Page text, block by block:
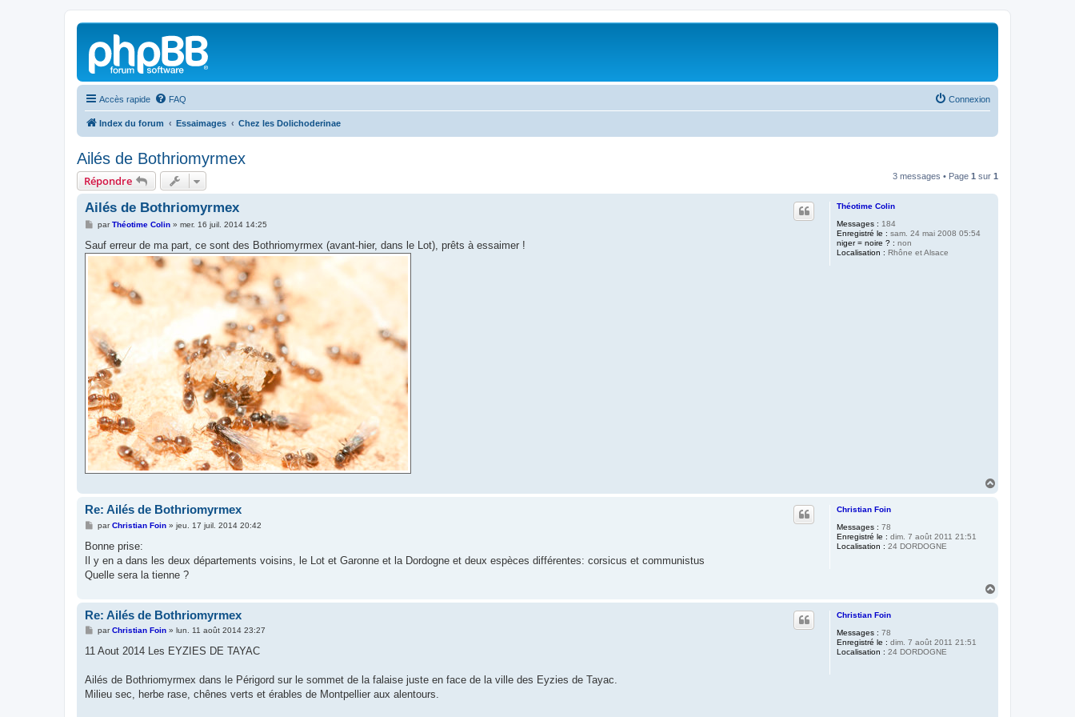
Accès rapide FAQ Connexion
Index du forum Essaimages Chez les Dolichoderinae
Ailés de Bothriomyrmex
Répondre 3 messages • Page 1 sur 1
Théotime Colin
Messages : 184
Enregistré le : sam. 24 mai 2008 05:54
niger = noire ? : non
Localisation : Rhône et Alsace
Ailés de Bothriomyrmex
M
s
s
parThéotime Colin» mer. 16 juil. 2014 14:25
Sauf erreur de ma part, ce sont des Bothriomyrmex (avant-hier, dans le Lot), prêts à essaimer !
Christian Foin
Messages : 78
Enregistré le : dim. 7 août 2011 21:51
Localisation : 24 DORDOGNE
Re: Ailés de Bothriomyrmex
M
s
a
g
parChristian Foin» jeu. 17 juil. 2014 20:42
Bonne prise:
Il y en a dans les deux départements voisins, le Lot et Garonne et la Dordogne et deux espèces différentes: corsicus et communistus
Quelle sera la tienne ?
Christian Foin
Messages : 78
Enregistré le : dim. 7 août 2011 21:51
Localisation : 24 DORDOGNE
Re: Ailés de Bothriomyrmex
M
g
parChristian Foin» lun. 11 août 2014 23:27
11 Aout 2014 Les EYZIES DE TAYAC
Ailés de Bothriomyrmex dans le Périgord sur le sommet de la falaise juste en face de la ville des Eyzies de Tayac.
Milieu sec, herbe rase, chênes verts et érables de Montpellier aux alentours.